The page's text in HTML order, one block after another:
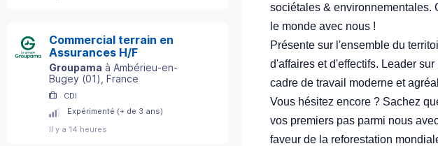
Commercial terrain en
Assurances H/F
Groupama à Ambérieu-en-
Bugey (01) , France
CDI
Expérimenté (+ de 3 ans)
Il y a 14 heures
sociétales & environnementales.
le monde avec nous !
Présente sur l'ensemble du
d'affaires et d'effectifs. Leader
cadre de travail moderne et
Vous hésitez encore ? Sachez
vos premiers pas parmi nous
faveur de la reforestation